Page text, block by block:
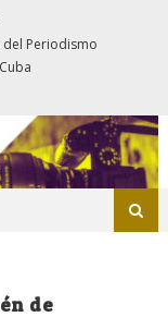
del Periodismo
de